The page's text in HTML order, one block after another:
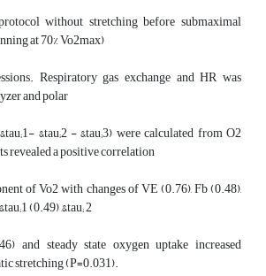
without stretching before submaximal
at 70% Vo2max)
Respiratory gas exchange and HR was
and polar
&tau;2 - &tau;3) were calculated from O2
revealed a positive correlation
of Vo2 with changes of VE (0.76), Fb (0.48),
(0.49) ,&tau; 2
and steady state oxygen uptake increased
stretching (P=0.031).